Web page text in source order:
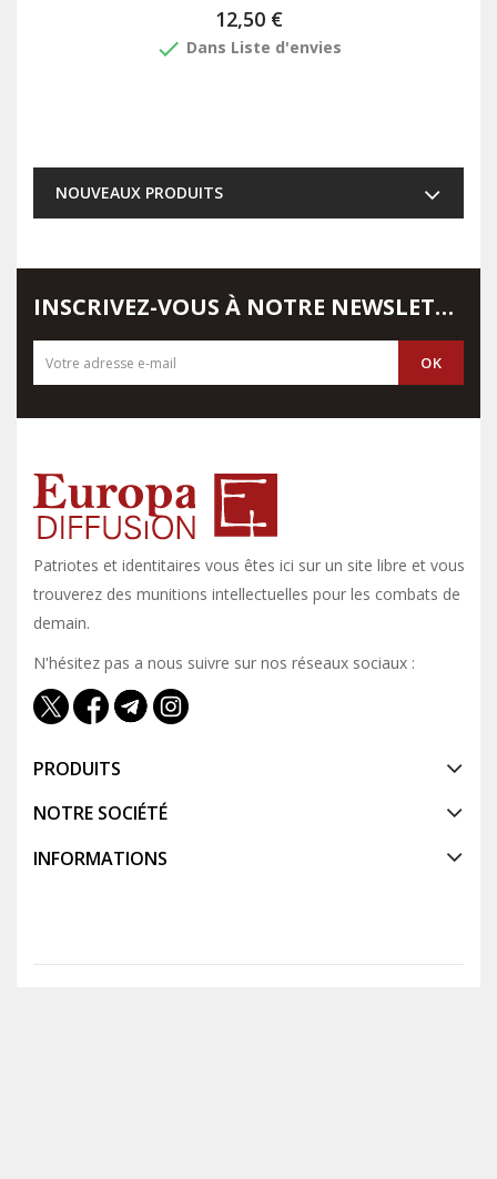
12,50 €
done Dans Liste d'envies
NOUVEAUX PRODUITS
INSCRIVEZ-VOUS À NOTRE NEWSLETTER
Patriotes et identitaires vous êtes ici sur un site libre et vous y
trouverez des munitions intellectuelles pour les combats de
demain.
N'hésitez pas a nous suivre sur nos réseaux sociaux :
PRODUITS
NOTRE SOCIÉTÉ
INFORMATIONS